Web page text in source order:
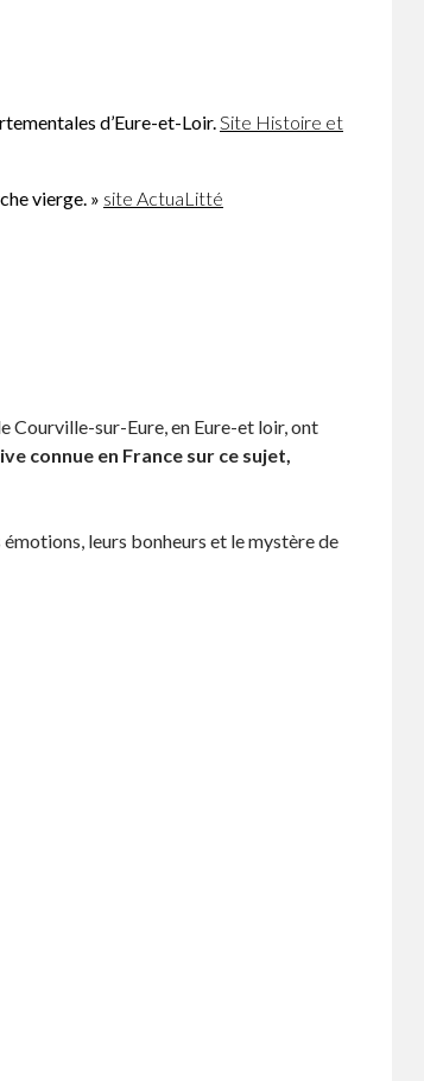
d’Eure-et-Loir.Site Histoire et
vierge. » site ActuaLitté
Courville-sur-Eure, en Eure-et loir, ont
connue en France sur ce sujet,
leurs bonheurs et le mystère de